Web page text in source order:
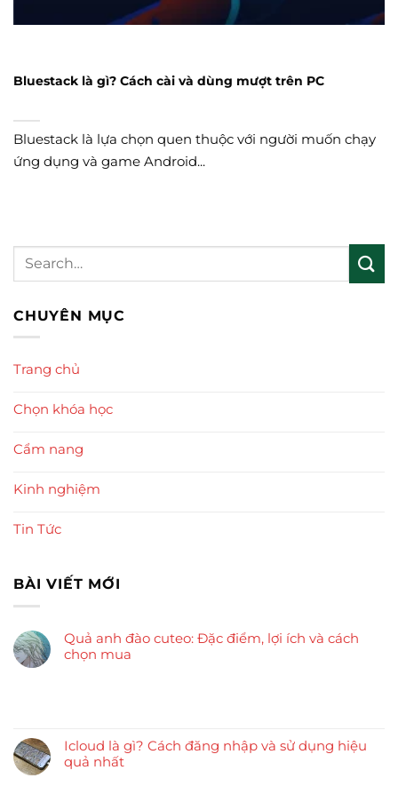
Bluestack là gì? Cách cài và dùng mượt trên PC
Bluestack là lựa chọn quen thuộc với người muốn chạy
ứng dụng và game Android...
CHUYÊN MỤC
Trang chủ
Chọn khóa học
Cẩm nang
Kinh nghiệm
Tin Tức
BÀI VIẾT MỚI
Quả anh đào cuteo: Đặc điểm, lợi ích và cách
chọn mua
Icloud là gì? Cách đăng nhập và sử dụng hiệu
quả nhất